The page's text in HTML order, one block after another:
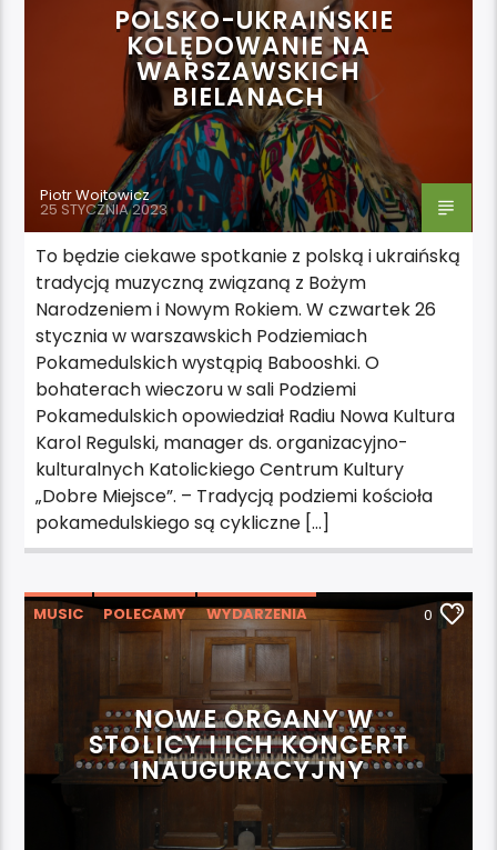
POLSKO-UKRAIŃSKIE
KOLĘDOWANIE NA
WARSZAWSKICH
BIELANACH
Piotr Wojtowicz
25 STYCZNIA 2023
To będzie ciekawe spotkanie z polską i ukraińską
tradycją muzyczną związaną z Bożym
Narodzeniem i Nowym Rokiem. W czwartek 26
stycznia w warszawskich Podziemiach
Pokamedulskich wystąpią Babooshki. O
bohaterach wieczoru w sali Podziemi
Pokamedulskich opowiedział Radiu Nowa Kultura
Karol Regulski, manager ds. organizacyjno-
kulturalnych Katolickiego Centrum Kultury
„Dobre Miejsce”. – Tradycją podziemi kościoła
pokamedulskiego są cykliczne […]
MUSIC POLECAMY WYDARZENIA 0
NOWE ORGANY W
STOLICY I ICH KONCERT
INAUGURACYJNY